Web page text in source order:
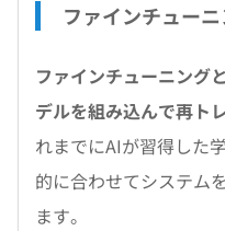
ファインチュー
ファインチューニング
デルを組み込んで再ト
れまでにAIが習得した
的に合わせてシステム
ます。